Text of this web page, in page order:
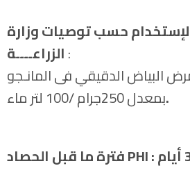
حسب توصيات وزارة
الزراعــــة:
البياض الدقيقي فى المانـجو
بمعدل 250جرام /100 لتر ماء.
PHI